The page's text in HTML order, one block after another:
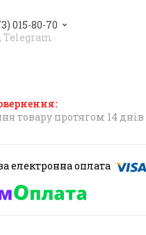
015-80-70
Telegram
товару протягом 14 днів